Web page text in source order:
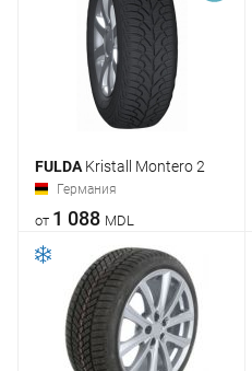
FULDAKristall Montero 2
Германия
от 1 088 MDL